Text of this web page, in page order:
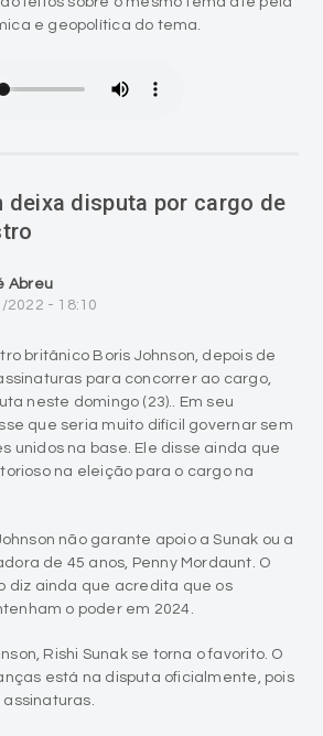
e geopolítica do tema.
deixa disputa por cargo de
Abreu
2022 - 18:10
britânico Boris Johnson, depois de
para concorrer ao cargo,
neste domingo (23).. Em seu
que seria muito difícil governar sem
unidos na base. Ele disse ainda que
na eleição para o cargo na
não garante apoio a Sunak ou a
de 45 anos, Penny Mordaunt. O
diz ainda que acredita que os
o poder em 2024.
Rishi Sunak se torna o favorito. O
está na disputa oficialmente, pois